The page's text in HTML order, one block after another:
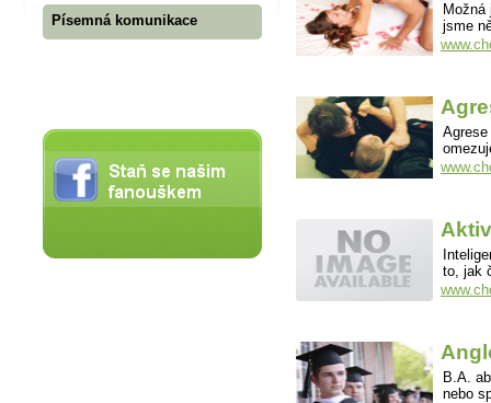
Písemná komunikace
jsme
to, jak
B.A.
nebo